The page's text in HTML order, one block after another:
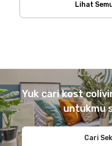
Lihat
Yuk cari kost
untukmu
Cari